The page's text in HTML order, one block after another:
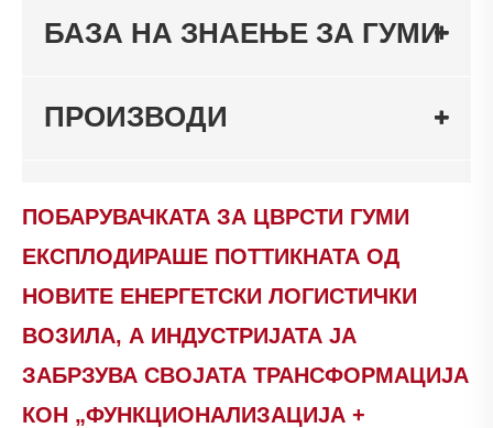
БАЗА НА ЗНАЕЊЕ ЗА ГУМИ
ПРОИЗВОДИ
ПОБАРУВАЧКАТА ЗА ЦВРСТИ ГУМИ
ЕКСПЛОДИРАШЕ ПОТТИКНАТА ОД
НОВИТЕ ЕНЕРГЕТСКИ ЛОГИСТИЧКИ
ВОЗИЛА, А ИНДУСТРИЈАТА ЈА
ЗАБРЗУВА СВОЈАТА ТРАНСФОРМАЦИЈА
КОН „ФУНКЦИОНАЛИЗАЦИЈА +